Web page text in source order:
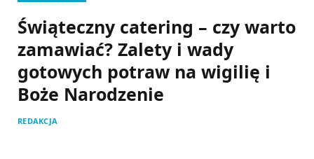
Świąteczny catering – czy warto
zamawiać? Zalety i wady
gotowych potraw na wigilię i
Boże Narodzenie
REDAKCJA